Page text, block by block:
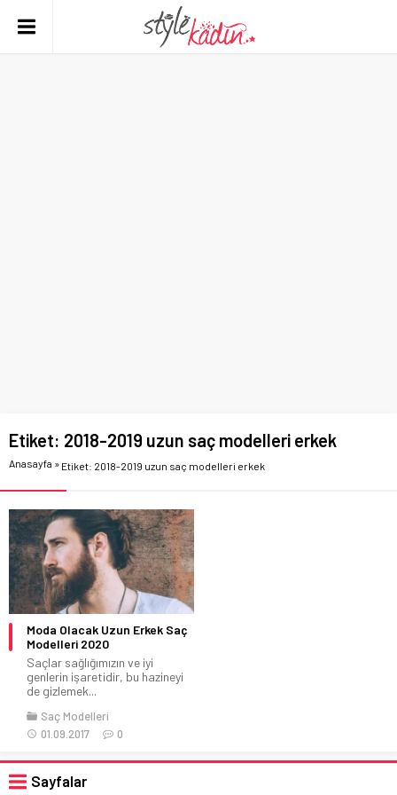
Etiket: 2018-2019 uzun saç modelleri erkek
Anasayfa » Etiket: 2018-2019 uzun saç modelleri erkek
Moda Olacak Uzun Erkek Saç
Modelleri 2020
Saçlar sağlığımızın ve iyi
genlerin işaretidir, bu hazineyi
de gizlemek...
Saç Modelleri
01.09.2017
0
Sayfalar